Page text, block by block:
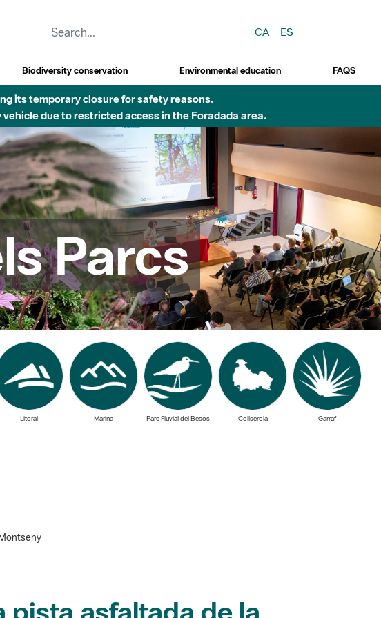
CA
ES
Biodiversity conservation Environmental education FAQS
degut a obres de construcció d'una passera sobre el riu
Parcs
Parc Fluvial del Besòs
asfaltada de la